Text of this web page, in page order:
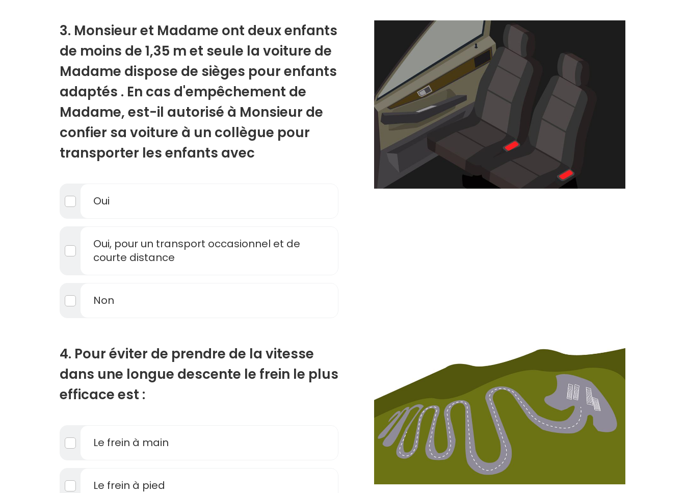
3. Monsieur et Madame ont deux enfants
de moins de 1,35 m et seule la voiture de
Madame dispose de sièges pour enfants
adaptés . En cas d'empêchement de
Madame, est-il autorisé à Monsieur de
confier sa voiture à un collègue pour
transporter les enfants avec
Oui
Oui, pour un transport occasionnel et de
courte distance
Non
4. Pour éviter de prendre de la vitesse
dans une longue descente le frein le plus
efficace est :
Le frein à main
Le frein à pied